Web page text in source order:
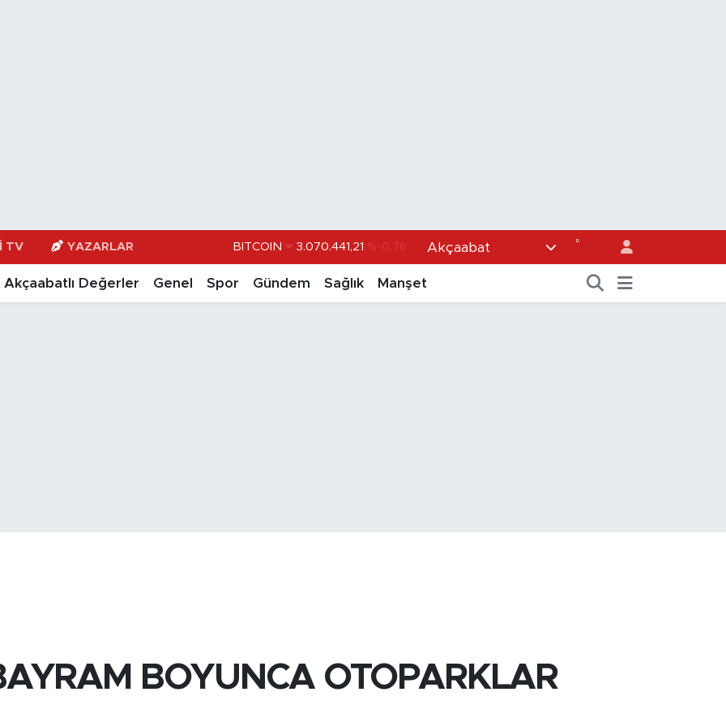
TV YAZARLAR BITCOIN 3.070.441,21 %-0.76
EURO 55,0265 %0.01
Akçaabat °
Akçaabatlı Değerler Genel Spor Gündem Sağlık Manşet
BOYUNCA OTOPARKLAR